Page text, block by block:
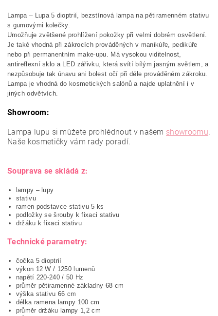
Lampa – Lupa 5 dioptrií, bezstínová lampa na pětiramenném stativu
s gumovými kolečky.
Umožňuje zvětšené prohlížení pokožky při velmi dobrém osvětlení.
Je také vhodná při zákrocích prováděných v manikúře, pedikúře
nebo při permanentním make-upu. Má vysokou viditelnost,
antireflexní sklo a LED zářivku, která svítí bílým jasným světlem, a
nezpůsobuje tak únavu ani bolest očí při déle prováděném zákroku.
Lampa je vhodná do kosmetických salónů a najde uplatnění i v
jiných odvětvích.
Showroom:
Lampa lupu si můžete prohlédnout v našem showroomu.
Naše kosmetičky vám rady poradí.
Souprava se skládá z:
lampy – lupy
stativu
ramen podstavce stativu 5 ks
podložky se šrouby k fixaci stativu
držáku k fixaci stativu
Technické parametry:
čočka 5 dioptrií
výkon 12 W / 1250 lumenů
napětí 220-240 / 50 Hz
průměr pětiramenné základny 68 cm
výška stativu 66 cm
délka ramena lampy 100 cm
průměr držáku lampy 1,2 cm